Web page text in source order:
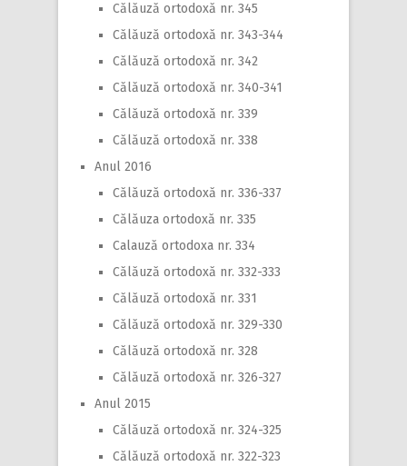
Călăuză ortodoxă nr. 345
Călăuză ortodoxă nr. 343-344
Călăuză ortodoxă nr. 342
Călăuză ortodoxă nr. 340-341
Călăuză ortodoxă nr. 339
Călăuză ortodoxă nr. 338
Anul 2016
Călăuză ortodoxă nr. 336-337
Călăuza ortodoxă nr. 335
Calauză ortodoxa nr. 334
Călăuză ortodoxă nr. 332-333
Călăuză ortodoxă nr. 331
Călăuză ortodoxă nr. 329-330
Călăuză ortodoxă nr. 328
Călăuză ortodoxă nr. 326-327
Anul 2015
Călăuză ortodoxă nr. 324-325
Călăuză ortodoxă nr. 322-323